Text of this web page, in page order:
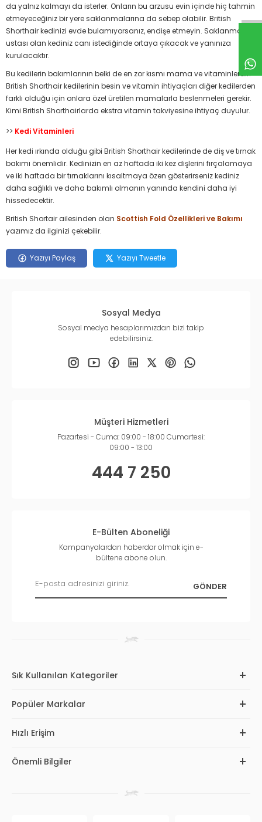
da yalnız kalmayı da isterler. Onların bu arzusu evin içinde hiç tahmin
etmeyeceğiniz bir yere saklanmalarına da sebep olabilir. British
Shorthair kedinizi evde bulamıyorsanız, endişe etmeyin. Saklanma
ustası olan kediniz canı istediğinde ortaya çıkacak ve yanınıza
kurulacaktır.
Bu kedilerin bakımlarının belki de en zor kısmı mama ve vitaminlerdir.
British Shorthair kedilerinin besin ve vitamin ihtiyaçları diğer kedilerden
farklı olduğu için onlara özel üretilen mamalarla beslenmeleri gerekir.
Kimi British Shorthairlarda ekstra vitamin takviyesine ihtiyaç duyulur.
>> Kedi Vitaminleri
Her kedi ırkında olduğu gibi British Shorthair kedilerinde de diş ve tırnak
bakımı önemlidir. Kedinizin en az haftada iki kez dişlerini fırçalamaya
ve iki haftada bir tırnaklarını kısaltmaya özen gösterirseniz kediniz
daha sağlıklı ve daha bakımlı olmanın yanında kendini daha iyi
hissedecektir.
British Shortair ailesinden olan Scottish Fold Özellikleri ve Bakımı
yazımız da ilginizi çekebilir.
Yazıyı Paylaş Yazıyı Tweetle
Sosyal Medya
Sosyal medya hesaplarımızdan bizi takip
edebilirsiniz.
Müşteri Hizmetleri
Pazartesi - Cuma: 09:00 - 18:00 Cumartesi:
09:00 - 13:00
444 7 250
E-Bülten Aboneliği
Kampanyalardan haberdar olmak için e-
bültene abone olun.
Sık Kullanılan Kategoriler
Popüler Markalar
Hızlı Erişim
Önemli Bilgiler